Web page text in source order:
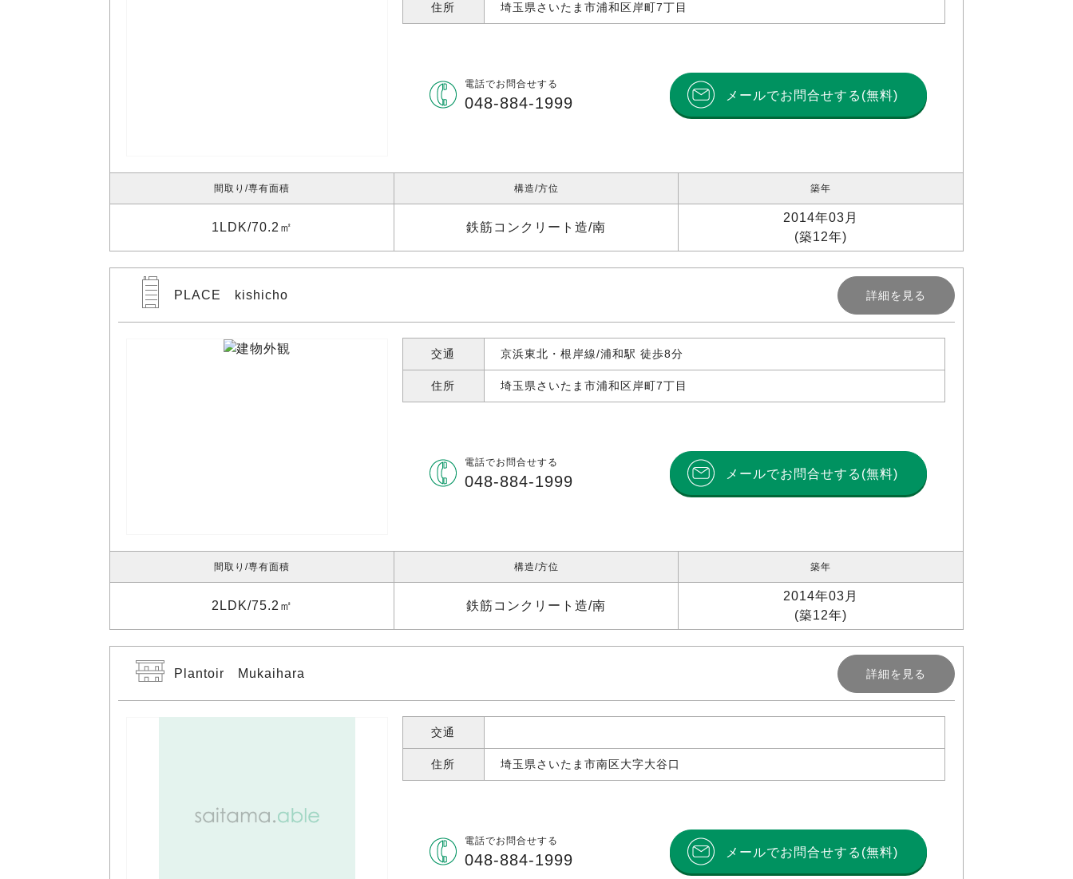
住所 埼玉県さいたま市浦和区岸町7丁目
電話でお問合せする
048-884-1999 メールでお問合せする(無料)
間取り 専有面積
1LDK 70.2㎡
構造 方位
鉄筋コンクリート造 南
築年
2014年03月
(築12年)
PLACE kishicho 詳細を見る
交通 京浜東北・根岸線/浦和駅 徒歩8分
住所 埼玉県さいたま市浦和区岸町7丁目
電話でお問合せする
048-884-1999 メールでお問合せする(無料)
間取り 専有面積
2LDK 75.2㎡
構造 方位
鉄筋コンクリート造 南
築年
2014年03月
(築12年)
Plantoir Mukaihara 詳細を見る
交通
住所 埼玉県さいたま市南区大字大谷口
電話でお問合せする
048-884-1999 メールでお問合せする(無料)